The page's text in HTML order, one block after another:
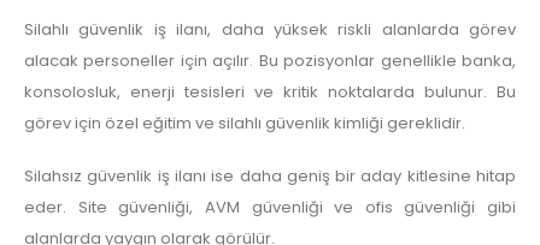
Silahlı güvenlik iş ilanı, daha yüksek riskli alanlarda görev
alacak personeller için açılır. Bu pozisyonlar genellikle banka,
konsolosluk, enerji tesisleri ve kritik noktalarda bulunur. Bu
görev için özel eğitim ve silahlı güvenlik kimliği gereklidir.
Silahsız güvenlik iş ilanı ise daha geniş bir aday kitlesine hitap
eder. Site güvenliği, AVM güvenliği ve ofis güvenliği gibi
alanlarda yaygın olarak görülür.